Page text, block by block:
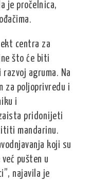
je pročelnica,
centra za
što će biti
agruma. Na
za poljoprivredu i
i
pridonijeti
mandarinu.
koji su
pušten u
najavila je